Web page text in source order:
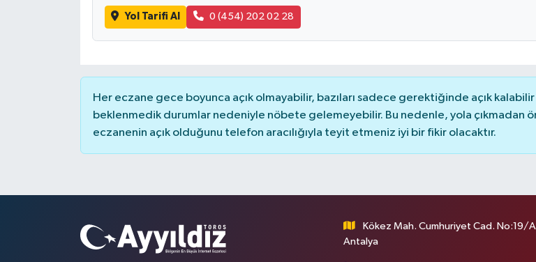
Yol Tarifi Al 0 (454) 202 02 28
Her eczane gece boyunca açık olmayabilir, bazıları sadece gerektiğinde açık kalabilir
beklenmedik durumlar nedeniyle nöbete gelemeyebilir. Bu nedenle, yola çıkmadan
eczanenin açık olduğunu telefon aracılığıyla teyit etmeniz iyi bir fikir olacaktır.
Kökez Mah. Cumhuriyet Cad. No:19/
Antalya